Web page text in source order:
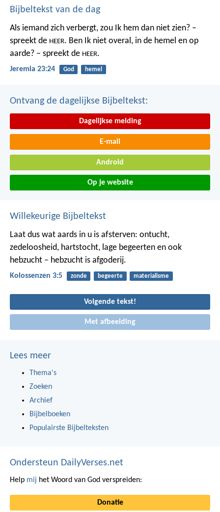
Bijbeltekst van de dag
Als iemand zich verbergt, zou Ik hem dan niet zien? –
spreekt de HEER. Ben Ik niet overal, in de hemel en op
aarde? – spreekt de HEER.
Jeremia 23:24 God hemel
Ontvang de dagelijkse Bijbeltekst:
Dagelijkse melding
E-mail
Android
Op je website
Willekeurige Bijbeltekst
Laat dus wat aards in u is afsterven: ontucht,
zedeloosheid, hartstocht, lage begeerten en ook
hebzucht – hebzucht is afgoderij.
Kolossenzen 3:5 zonde begeerte materialisme
Volgende tekst!
Met afbeelding
Lees meer
Thema's
Zoeken
Archief
Bijbelboeken
Populairste Bijbelteksten
Ondersteun DailyVerses.net
Help mij het Woord van God verspreiden:
Donatie